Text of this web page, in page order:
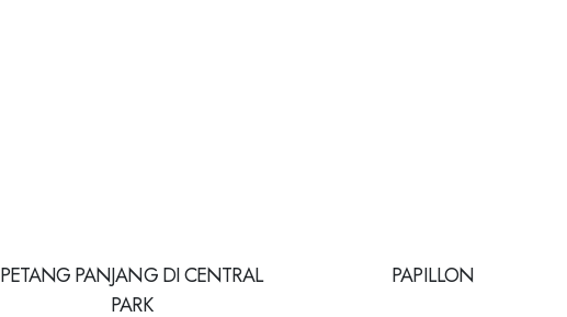
PETANG PANJANG DI CENTRAL
PARK
PAPILLON